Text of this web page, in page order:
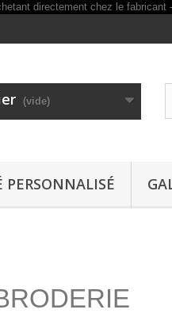
(vide)
PERSONNALISÉ